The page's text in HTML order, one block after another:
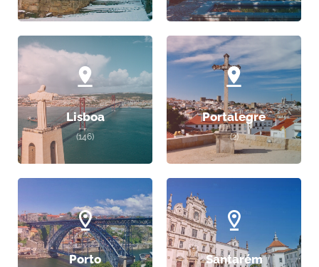
Lisboa
(146)
Portalegre
(2)
Porto Santarém